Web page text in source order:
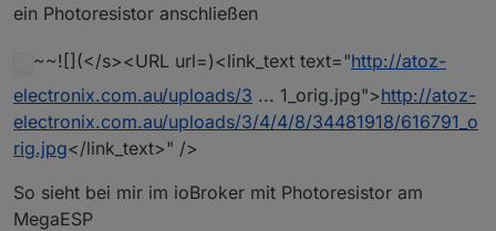
ein Photoresistor anschließen
~~![](</s><URL url=)<link_text text="http://atoz-
electronix.com.au/uploads/3 ... 1_orig.jpg">http://atoz-
electronix.com.au/uploads/3/4/4/8/34481918/616791_o
rig.jpg</link_text>" />
So sieht bei mir im ioBroker mit Photoresistor am
MegaESP